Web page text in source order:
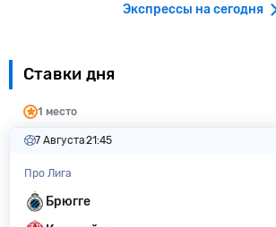
Экспрессы на сегодня
Ставки дня
1 место
7 Августа21:45
Про Лига
Брюгге